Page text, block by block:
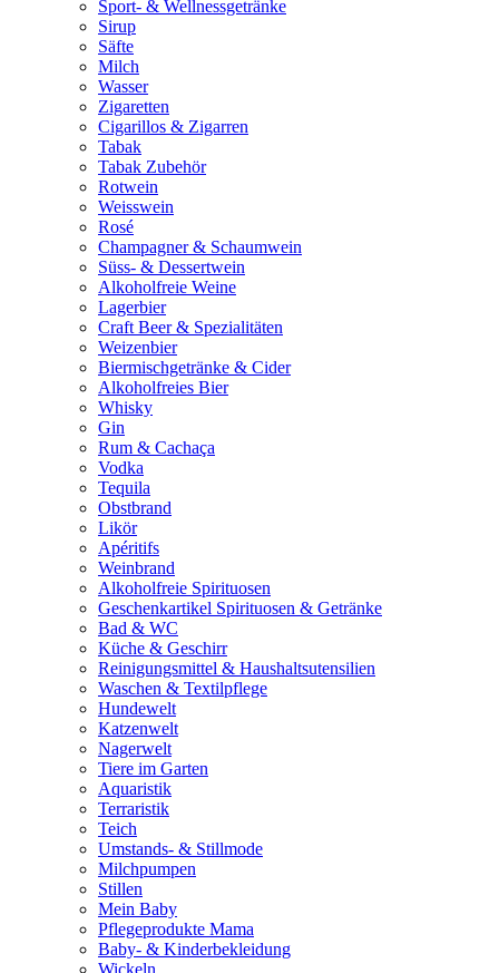
Sport- & Wellnessgetränke
Sirup
Säfte
Milch
Wasser
Zigaretten
Cigarillos & Zigarren
Tabak
Tabak Zubehör
Rotwein
Weisswein
Rosé
Champagner & Schaumwein
Süss- & Dessertwein
Alkoholfreie Weine
Lagerbier
Craft Beer & Spezialitäten
Weizenbier
Biermischgetränke & Cider
Alkoholfreies Bier
Whisky
Gin
Rum & Cachaça
Vodka
Tequila
Obstbrand
Likör
Apéritifs
Weinbrand
Alkoholfreie Spirituosen
Geschenkartikel Spirituosen & Getränke
Bad & WC
Küche & Geschirr
Reinigungsmittel & Haushaltsutensilien
Waschen & Textilpflege
Hundewelt
Katzenwelt
Nagerwelt
Tiere im Garten
Aquaristik
Terraristik
Teich
Umstands- & Stillmode
Milchpumpen
Stillen
Mein Baby
Pflegeprodukte Mama
Baby- & Kinderbekleidung
Wickeln